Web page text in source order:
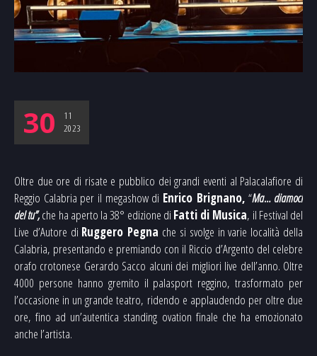
30
11
2023
Oltre due ore di risate e pubblico dei grandi eventi al Palacalafiore di
Reggio Calabria per il megashow di Enrico Brignano, “Ma… diamoci
del tu”,che ha aperto la 38° edizione di Fatti di Musica, il Festival del
Live d’Autore di Ruggero Pegna che si svolge in varie località della
Calabria, presentando e premiando con il Riccio d’Argento del celebre
orafo crotonese Gerardo Sacco alcuni dei migliori live dell’anno. Oltre
4000 persone hanno gremito il palasport reggino, trasformato per
l’occasione in un grande teatro, ridendo e applaudendo per oltre due
ore, fino ad un’autentica standing ovation finale che ha emozionato
anche l’artista.